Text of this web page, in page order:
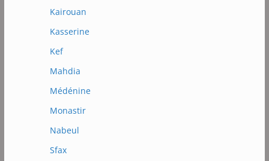
Kairouan
Kasserine
Kef
Mahdia
Médénine
Monastir
Nabeul
Sfax